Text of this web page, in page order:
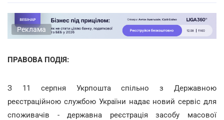
Реклама
ПРАВОВА ПОДІЯ:
З 11 серпня Укрпошта спільно з Державною
реєстраційною службою України надає новий сервіс для
споживачів - державна реєстрація засобу масової